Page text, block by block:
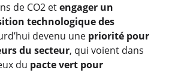
de CO2 etengager un
technologique des
devenu une priorité pour
du secteur, qui voient dans
du pacte vert pour